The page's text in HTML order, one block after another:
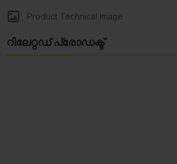
Product Technical Image
റിലേറ്റഡ് പ്രോഡക്ട്